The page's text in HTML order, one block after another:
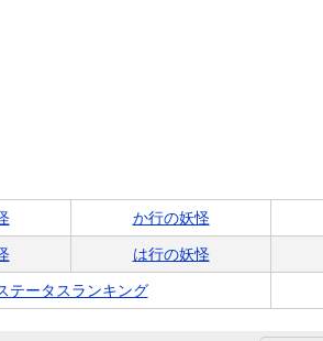
か行の妖怪
は行の妖怪
テータスランキング